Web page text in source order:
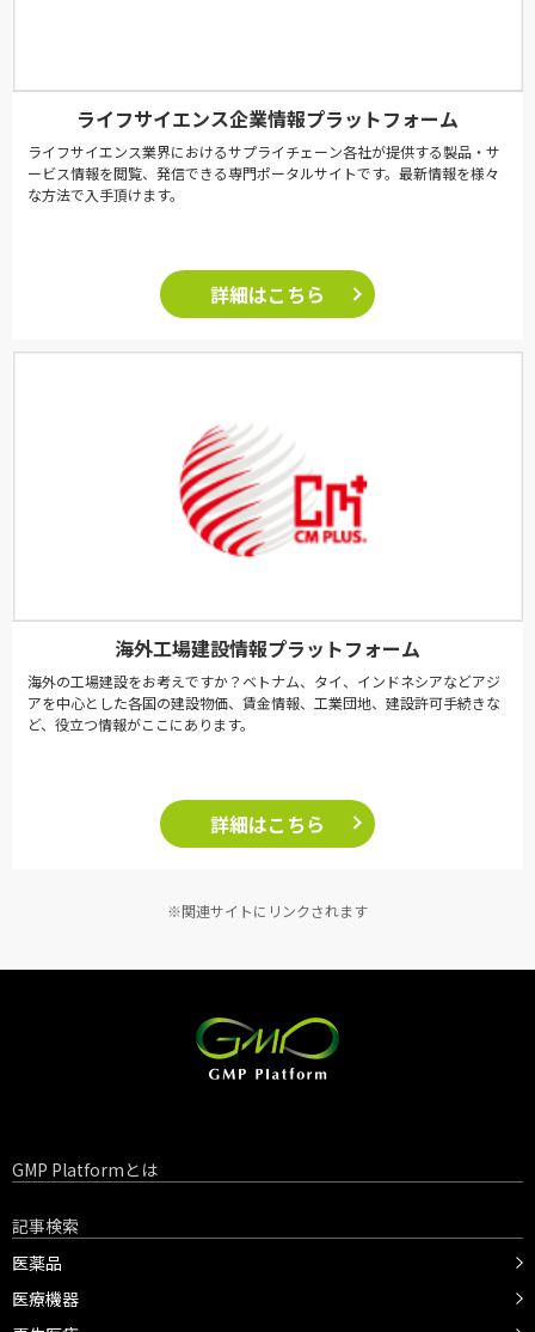
ライフサイエンス企業情報プラットフォーム
ライフサイエンス業界におけるサプライチェーン各社が提供する製品・サ
ービス情報を閲覧、発信できる専門ポータルサイトです。最新情報を様々
な方法で入手頂けます。
詳細はこちら
海外工場建設情報プラットフォーム
海外の工場建設をお考えですか？ベトナム、タイ、インドネシアなどアジ
アを中心とした各国の建設物価、賃金情報、工業団地、建設許可手続きな
ど、役立つ情報がここにあります。
詳細はこちら
※関連サイトにリンクされます
GMP Platformとは
記事検索
医薬品
医療機器